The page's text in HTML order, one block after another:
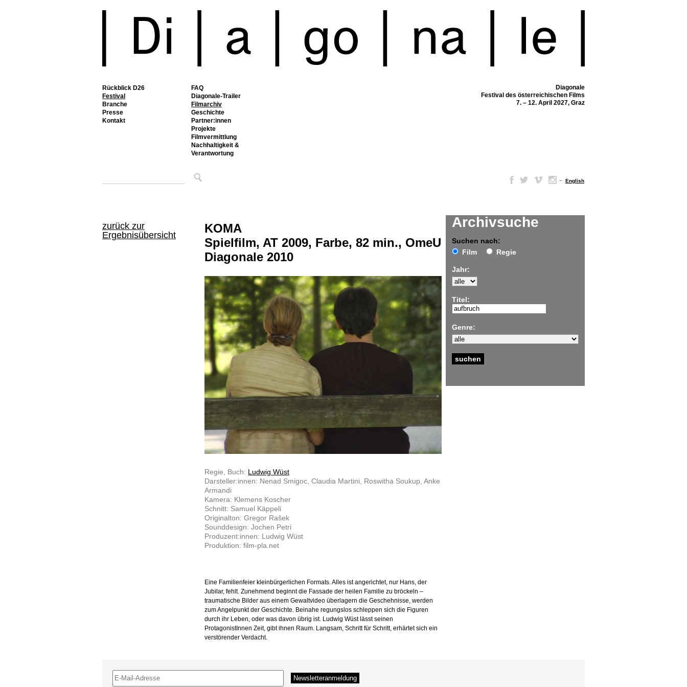
Rückblick D26
Festival
FAQ
Diagonale-Trailer
Filmarchiv
Geschichte
Partner:innen
Projekte
Filmvermittlung
Nachhaltigkeit &
Verantwortung
Branche
Presse
Kontakt
Diagonale
Festival des österreichischen Films
7. – 12. April 2027, Graz
– English
zurück zur
Ergebnisübersicht
Archivsuche
Suchen nach:
Film
Regie
Jahr:
Titel:
Genre:
KOMA
Spielfilm, AT 2009, Farbe, 82 min., OmeU
Diagonale 2010
Regie, Buch: Ludwig Wüst
Darsteller:innen: Nenad Smigoc, Claudia Martini, Roswitha Soukup, Anke
Armandi
Kamera: Klemens Koscher
Schnitt: Samuel Käppeli
Originalton: Gregor Rašek
Sounddesign: Jochen Petri
Produzent:innen: Ludwig Wüst
Produktion: film-pla.net
Eine Familienfeier kleinbürgerlichen Formats. Alles ist angerichtet, nur Hans, der
Jubilar, fehlt. Zunehmend beginnt die Fassade der heilen Familie zu bröckeln –
traumatische Bilder aus einem Gewaltvideo überlagern die Geschehnisse, werden
zum Angelpunkt der Geschichte. Beinahe regungslos schleppen sich die Figuren
durch ihr Leben, oder was davon übrig ist. Ludwig Wüst lässt seinen
ProtagonistInnen Zeit, gibt ihnen Raum. Langsam, Schritt für Schritt, erhärtet sich ein
verstörender Verdacht.